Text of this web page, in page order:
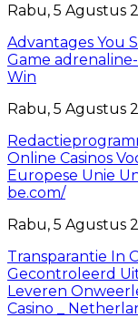
Rabu, 5 Agustus
Advantages You
Game
Win
Rabu, 5 Agustus
Online Casinos
Europese Unie
be.com/
Rabu, 5 Agustus
Transparantie In
Gecontroleerd
Leveren
Casino _